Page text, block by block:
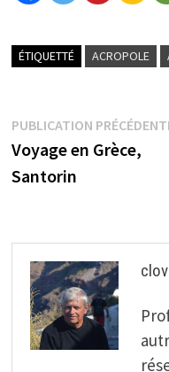
ÉTIQUETTÉ ACROPOLE
Navigation
de
PUBLICATION
Voyage en Grèce,
Santorin